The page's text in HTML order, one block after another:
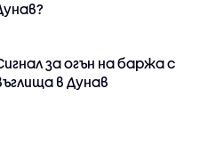
за огън на баржа с
в Дунав